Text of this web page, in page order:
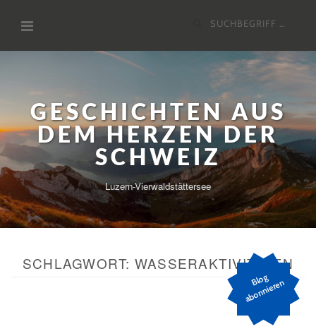
Inhalt
Suchen
GESCHICHTEN AUS
DEM HERZEN DER
SCHWEIZ
Luzern-Vierwaldstättersee
Bl
o
g
a
b
o
n
ni
er
e
n
SCHLAGWORT: WASSERAKTIVITÄTEN